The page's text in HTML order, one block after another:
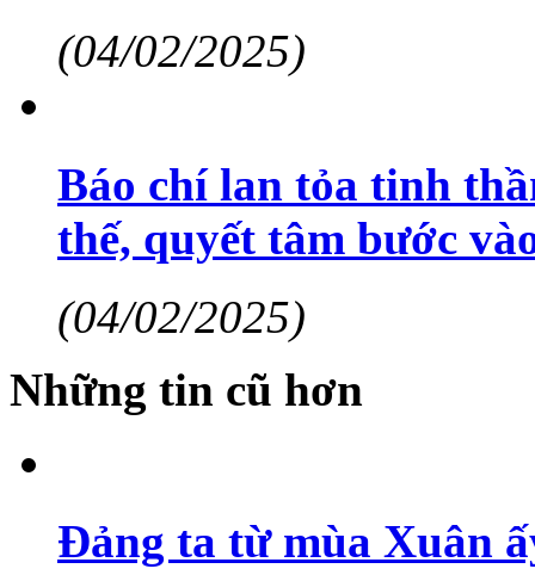
(04/02/2025)
Báo chí lan tỏa tinh
thế, quyết tâm bước
(04/02/2025)
Những tin cũ hơn
Đảng ta từ mùa Xuân